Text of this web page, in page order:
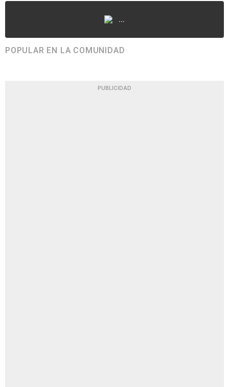
...
POPULAR EN LA COMUNIDAD
PUBLICIDAD